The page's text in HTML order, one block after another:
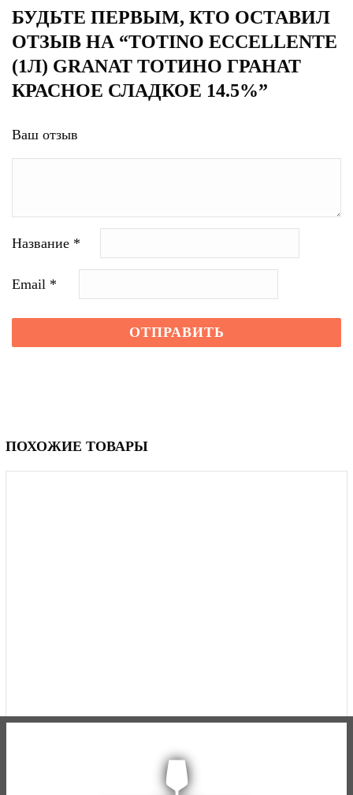
БУДЬТЕ ПЕРВЫМ, КТО ОСТАВИЛ
ОТЗЫВ НА “TOTINO ECCELLENTE
(1Л) GRANAT ТОТИНО ГРАНАТ
КРАСНОЕ СЛАДКОЕ 14.5%”
Ваш отзыв
Название *
Email *
ПОХОЖИЕ ТОВАРЫ